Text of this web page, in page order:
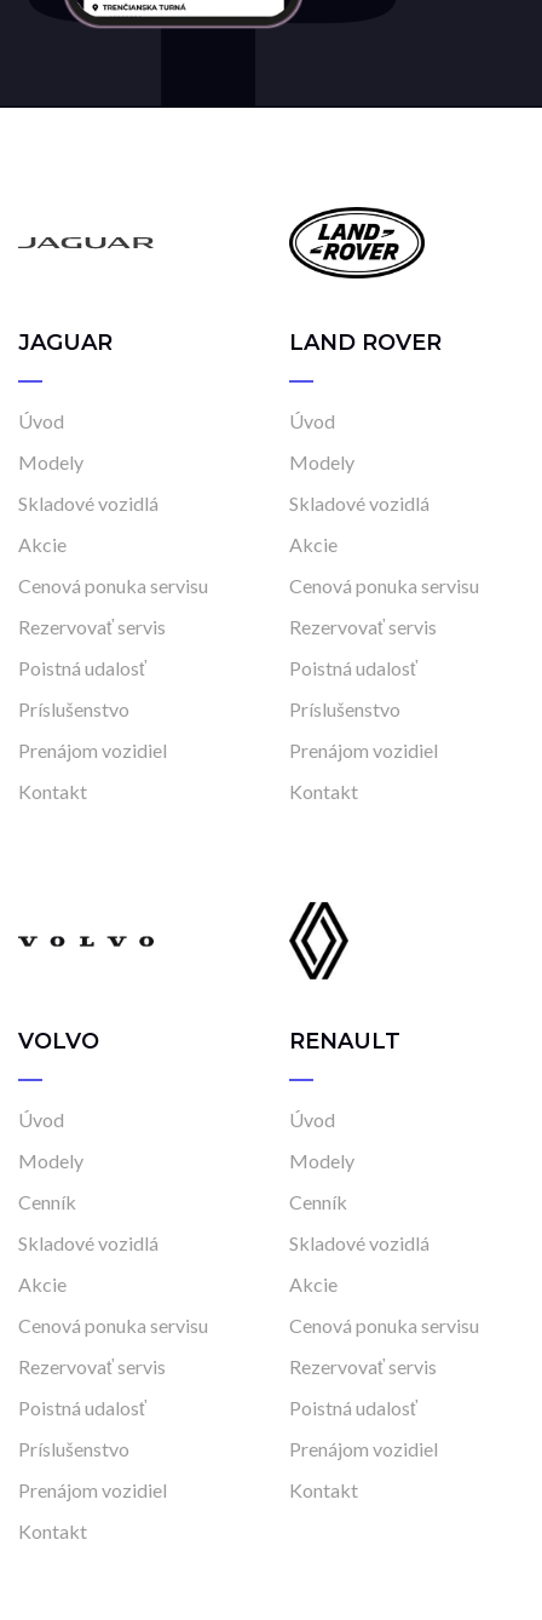
JAGUAR
Úvod
Modely
Skladové vozidlá
Akcie
Cenová ponuka servisu
Rezervovať servis
Poistná udalosť
Príslušenstvo
Prenájom vozidiel
Kontakt
LAND ROVER
Úvod
Modely
Skladové vozidlá
Akcie
Cenová ponuka servisu
Rezervovať servis
Poistná udalosť
Príslušenstvo
Prenájom vozidiel
Kontakt
VOLVO
Úvod
Modely
Cenník
Skladové vozidlá
Akcie
Cenová ponuka servisu
Rezervovať servis
Poistná udalosť
Príslušenstvo
Prenájom vozidiel
Kontakt
RENAULT
Úvod
Modely
Cenník
Skladové vozidlá
Akcie
Cenová ponuka servisu
Rezervovať servis
Poistná udalosť
Prenájom vozidiel
Kontakt